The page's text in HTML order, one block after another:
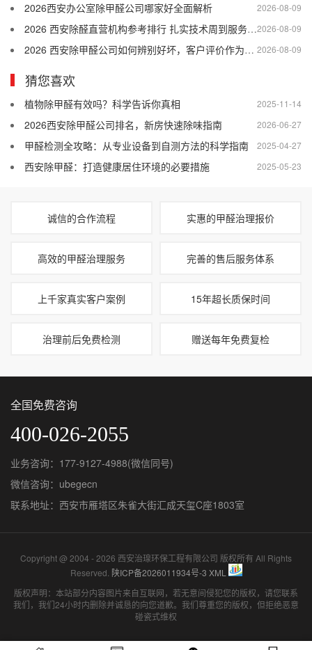
2026-08-09
2026西安办公室除甲醛公司哪家好全面解析
2026-08-09
2026 西安除醛直营机构参考排行 扎实技术周到服务靠谱售后
2026-08-09
2026 西安除甲醛公司如何辨别好坏，客户评价作为参考依据
猜您喜欢
2025-11-14
植物除甲醛有效吗？科学告诉你真相
2026-06-27
2026西安除甲醛公司排名，新房快速除味指南
2025-04-27
甲醛检测全攻略：从专业设备到自测方法的科学指南
2025-05-23
西安除甲醛：打造健康居住环境的必要措施
诚信的合作流程 实惠的甲醛治理报价
高效的甲醛治理服务 完善的售后服务体系
上千家真实客户案例 15年超长质保时间
治理前后免费检测 赠送每年免费复检
全国免费咨询
400-026-2055
业务咨询：177-9127-4988(微信同号)
微信咨询：ubegecn
联系地址：西安市雁塔区朱雀大街汇成天玺C座1803室
Copyright @ 2004 - 2026 西安治瑔环保工程有限公司 版权所有 All Rights
Reserved. 陕ICP备2026011934号-3 XML
版权声明：本站部分内容图片来自互联网，若无意间侵犯您的版权，请您联系
我们，我们24小时内删除并诚恳的向您道歉。我们尊重您的版权，但拒绝恶意
碰瓷式维权